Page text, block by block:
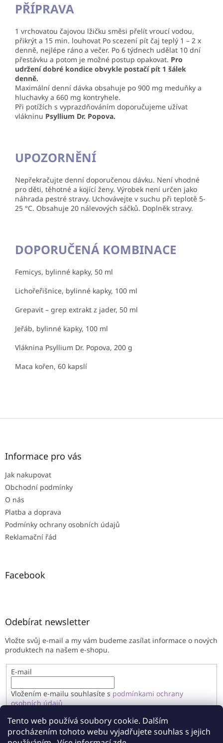
Tento web používá soubory cookie. Dalším
procházením tohoto webu vyjadřujete souhlas s jejich
PŘÍPRAVA
1 vrchovatou čajovou lžičku směsi přelít vroucí vodou,
přikrýt a 15 min. louhovat Po scezení pít čaj teplý 1 – 2 x
denně, nejlépe ráno a večer. Po 6 týdnech udělat 10 dní
přestávku a potom je možné postup opakovat. Pro
udržení dobré kondice obvykle postačí pít 1 šálek
denně.
Maximální denní dávka obsahuje po 900 mg meduňky a
hluchavky a 660 mg kontryhele.
Při potížích s vyprazdňováním doporučujeme užívat
vlákninu Psyllium Dr. Popova.
UPOZORNĚNÍ
Nepřekračujte denní doporučenou dávku. Není vhodné
pro děti, těhotné a kojící ženy. Výrobek není určen jako
náhrada pestré stravy. Uchovávejte v suchu při teplotě 5-
25 °C. Obsahuje 20 nálevových sáčků. Doplněk stravy.
DOPORUČENÁ KOMBINACE
Femicys, bylinné kapky, 50 ml
Lichořeřišnice, bylinné kapky, 100 ml
Grepavit – grep extrakt z jader, 50 ml
Jeřáb, bylinné kapky, 100 ml
Vláknina Psyllium Dr. Popova, 200 g
Maca kořen, 60 kapslí
Z
Informace pro vás
Jak nakupovat
Obchodní podmínky
O nás
Platba a doprava
Podmínky ochrany osobních údajů
Reklamační řád
Facebook
Odebírat newsletter
Vložte svůj e-mail a my vám budeme zasílat informace o nových
produktech na našem e-shopu.
E-mail
Vložením e-mailu souhlasíte s podmínkami ochrany
osobních údajů
PŘIHLÁSIT SE